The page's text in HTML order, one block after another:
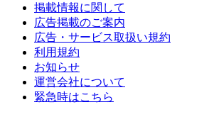
掲載情報に関して
広告掲載のご案内
広告・サービス取扱い規約
利用規約
お知らせ
運営会社について
緊急時はこちら